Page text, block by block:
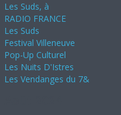
Les Suds, à
RADIO FRANCE
Les Suds
Festival Villeneuve
Pop-Up Culturel
Les Nuits D'Istres
Les Vendanges du 7&